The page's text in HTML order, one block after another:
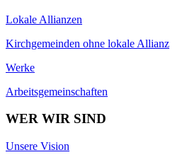
Lokale Allianzen
Kirchgemeinden ohne lokale Allianz
Werke
Arbeitsgemeinschaften
WER WIR SIND
Unsere Vision